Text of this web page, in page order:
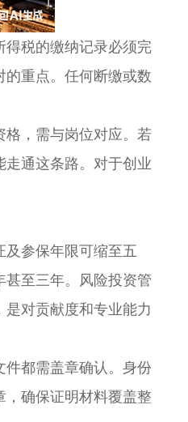
税的缴纳记录必须完
重点。任何断缴或数
，需与岗位对应。若
通这条路。对于创业
参保年限可缩至五
至三年。风险投资管
对贡献度和专业能力
都需盖章确认。身份
，确保证明材料覆盖整